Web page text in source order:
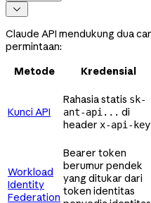

Claude API mendukung dua
permintaan:
Metode
Kredensial
Kunci API
Rahasia statis sk-
ant-api... di
header x-api-key
Workload
Identity
Federation
Bearer token
berumur pendek
yang ditukar dari
token identitas